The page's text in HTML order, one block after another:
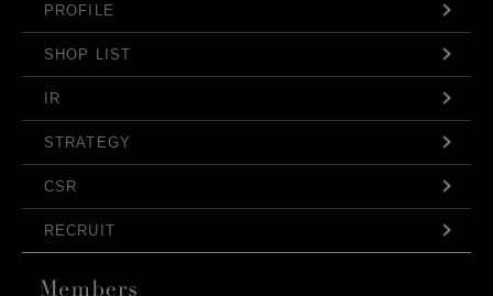
PROFILE
SHOP LIST
IR
STRATEGY
CSR
RECRUIT